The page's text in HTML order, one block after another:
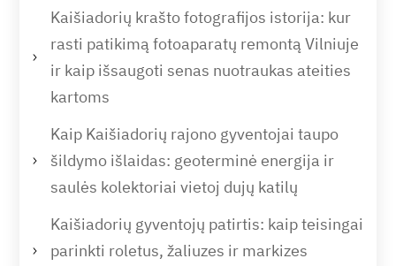
Kaišiadorių krašto fotografijos istorija: kur
rasti patikimą fotoaparatų remontą Vilniuje
ir kaip išsaugoti senas nuotraukas ateities
kartoms
Kaip Kaišiadorių rajono gyventojai taupo
šildymo išlaidas: geoterminė energija ir
saulės kolektoriai vietoj dujų katilų
Kaišiadorių gyventojų patirtis: kaip teisingai
parinkti roletus, žaliuzes ir markizes